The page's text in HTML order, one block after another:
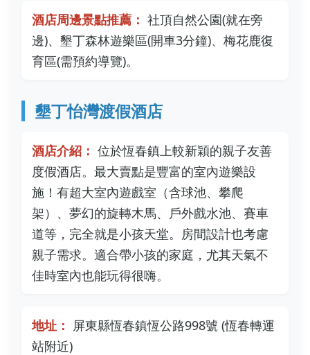
酒店周邊景點推薦： 社頂自然公園(就在旁
邊)、墾丁森林遊樂區(開車3分鐘)、梅花鹿復
育區(需預約導覽)。
墾丁怡灣渡假酒店
酒店介紹： 位於恆春鎮上較新穎的親子友善
度假酒店。最大賣點是豐富的室內遊樂設
施！有超大室內遊戲室（含球池、攀爬
架）、夢幻的旋轉木馬、戶外戲水池、賽車
道等，完全就是小孩天堂。房間設計也考慮
親子需求。適合帶小孩的家庭，尤其天氣不
佳時室內也能玩得很嗨。
地址： 屏東縣恆春鎮恆公路998號 (恆春轉運
站附近)